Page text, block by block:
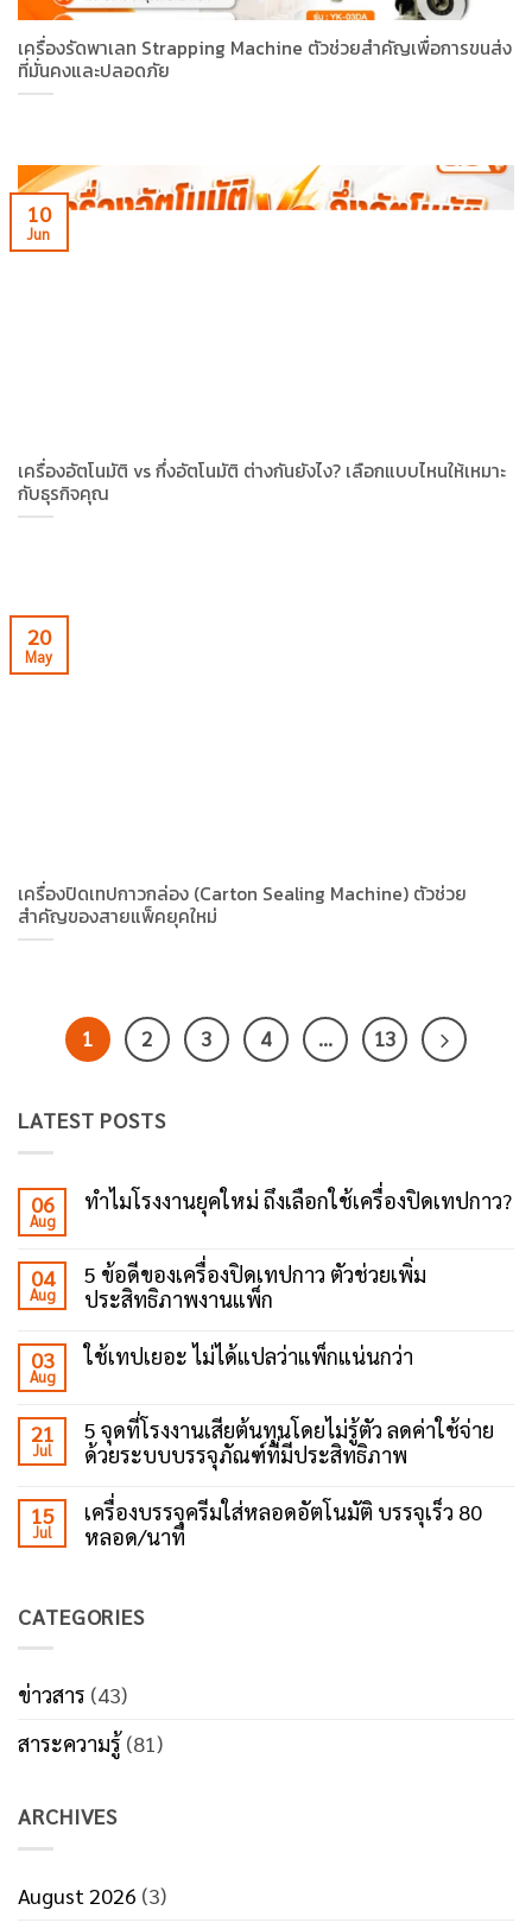
เครื่องรัดพาเลท Strapping Machine ตัวช่วยสำคัญเพื่อการขนส่ง
ที่มั่นคงและปลอดภัย
เครื่องอัตโนมัติ vs กึ่งอัตโนมัติ ต่างกันยังไง? เลือกแบบไหนให้เหมาะ
กับธุรกิจคุณ
10
Jun
เครื่องปิดเทปกาวกล่อง (Carton Sealing Machine) ตัวช่วย
สำคัญของสายแพ็คยุคใหม่
20
May
1 2 3 4 … 13
LATEST POSTS
06
Aug
ทำไมโรงงานยุคใหม่ ถึงเลือกใช้เครื่องปิดเทปกาว?
ทำไม
โรงงาน
ยุค
ถึง
เลือก
ปิด
เทป
กาว?
04
Aug
5 ข้อดีของเครื่องปิดเทปกาว ตัวช่วยเพิ่ม
ประสิทธิภาพงานแพ็ก
Comments
on
เครื่อง
ปิด
เทป
ช่วย
เพิ่ม
03
Aug
ใช้เทปเยอะ ไม่ได้แปลว่าแพ็กแน่นกว่า
ใช้
เทป
เยอะ
ได้
แปล
ว่า
21
Jul
5 จุดที่โรงงานเสียต้นทุนโดยไม่รู้ตัว ลดค่าใช้จ่าย
ด้วยระบบบรรจุภัณฑ์ที่มีประสิทธิภาพ
Comments
on
5
จุด
ต้นทุน
ลด
ค่า
จ่าย
ภัณฑ์
15
Jul
เครื่องบรรจุครีมใส่หลอดอัตโนมัติ บรรจุเร็ว 80
หลอด/นาที
เครื่อง
หลอด
อัตโนมัติ
เร็ว
80
CATEGORIES
ข่าวสาร (43)
สาระความรู้ (81)
ARCHIVES
August 2026 (3)